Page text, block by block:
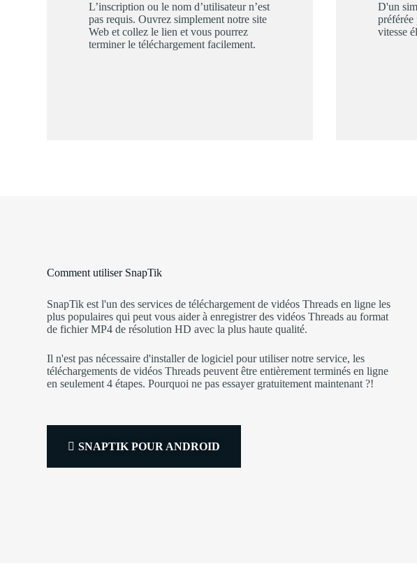
L’inscription ou le nom d’utilisateur n’est
pas requis. Ouvrez simplement notre site
Web et collez le lien et vous pourrez
terminer le téléchargement facilement.
D'un
préférée
vitesse
Comment utiliser SnapTik
SnapTik est l'un des services de téléchargement de vidéos Threads en ligne les
plus populaires qui peut vous aider à enregistrer des vidéos Threads au format
de fichier MP4 de résolution HD avec la plus haute qualité.
Il n'est pas nécessaire d'installer de logiciel pour utiliser notre service, les
téléchargements de vidéos Threads peuvent être entièrement terminés en ligne
en seulement 4 étapes. Pourquoi ne pas essayer gratuitement maintenant ?!
SNAPTIK POUR ANDROID